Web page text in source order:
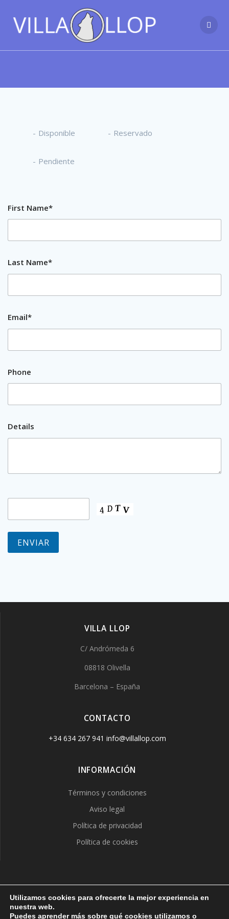
al
contenido
- Disponible - Reservado
- Pendiente
First Name*
Last Name*
Email*
Phone
Details
VILLA LLOP
C/ Andrómeda 6
08818 Olivella
Barcelona – España
CONTACTO
+34 634 267 941 info@villallop.com
INFORMACIÓN
Términos y condiciones
Aviso legal
Política de privacidad
Política de cookies
VILLA LLOP
© 2026 VILLA LLOP. Creado usando WordPress y eltema
Utilizamos cookies para ofrecerte la mejor experiencia en
nuestra web.
Puedes aprender más sobre qué cookies utilizamos o